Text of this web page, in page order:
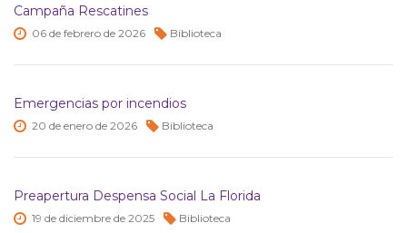
Campaña Rescatines
06 de febrero de 2026 Biblioteca
Emergencias por incendios
20 de enero de 2026 Biblioteca
Preapertura Despensa Social La Florida
19 de diciembre de 2025 Biblioteca